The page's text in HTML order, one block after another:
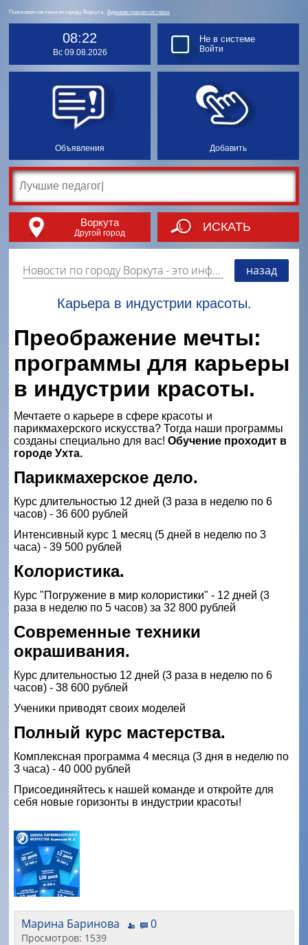
Поисковая система по городу Воркута. Администрация системы
08:22
Вс 09.08.2026
Объявления Добавить
Не в системе
Войти
Воркута
Другой город ИСКАТЬ
Новости по городу Воркута- это информация о событиях, мероприятиях и торгово-коммерческой деятельности города. Страницу наполняют платные и бесплатные объявления, имеющие функцию "поднятия вверх списка". назад
Карьера в индустрии красоты.
Преображение мечты:
программы для карьеры
в индустрии красоты.
Мечтаете о карьере в сфере красоты и
парикмахерского искусства? Тогда наши программы
созданы специально для вас! Обучение проходит в
городе Ухта.
Парикмахерское дело.
Курс длительностью 12 дней (3 раза в неделю по 6
часов) - 36 600 рублей
Интенсивный курс 1 месяц (5 дней в неделю по 3
часа) - 39 500 рублей
Колористика.
Курс "Погружение в мир колористики" - 12 дней (3
раза в неделю по 5 часов) за 32 800 рублей
Современные техники
окрашивания.
Курс длительностью 12 дней (3 раза в неделю по 6
часов) - 38 600 рублей
Ученики приводят своих моделей
Полный курс мастерства.
Комплексная программа 4 месяца (3 дня в неделю по
3 часа) - 40 000 рублей
Присоединяйтесь к нашей команде и откройте для
себя новые горизонты в индустрии красоты!
Марина Баринова 0
Просмотров: 1539